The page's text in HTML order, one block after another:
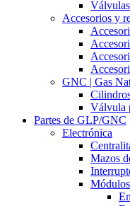
Accesorios y
GNC | Gas
Válvula
Partes de GLP/GNC
Electrónica
Mazos
Módulos